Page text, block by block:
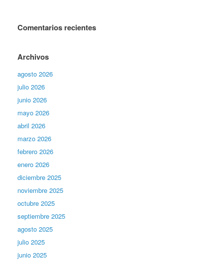
Comentarios recientes
Archivos
agosto 2026
julio 2026
junio 2026
mayo 2026
abril 2026
marzo 2026
febrero 2026
enero 2026
diciembre 2025
noviembre 2025
octubre 2025
septiembre 2025
agosto 2025
julio 2025
junio 2025